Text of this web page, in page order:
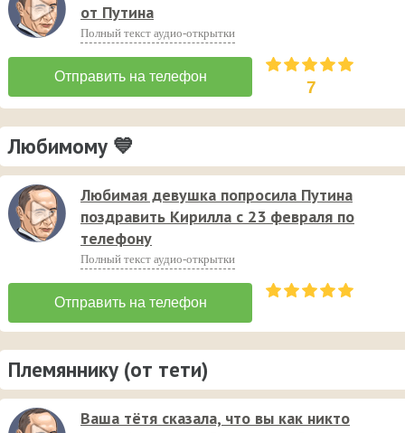
от Путина
Полный текст аудио-открытки
7
Любимому 💙
Любимая девушка попросила Путина
поздравить Кирилла с 23 февраля по
телефону
Полный текст аудио-открытки
Племяннику (от тети)
Ваша тётя сказала, что вы как никто